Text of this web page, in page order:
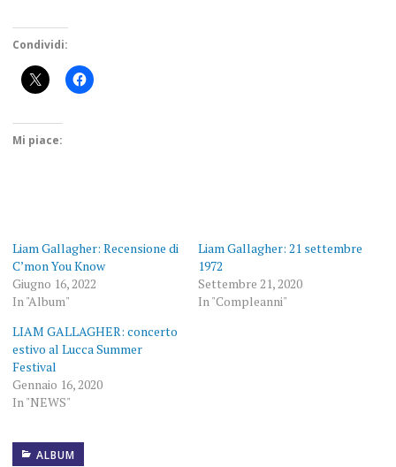
Condividi:
Mi piace:
Liam Gallagher: Recensione di
C’mon You Know
Giugno 16, 2022
In "Album"
Liam Gallagher: 21 settembre
1972
Settembre 21, 2020
In "Compleanni"
LIAM GALLAGHER: concerto
estivo al Lucca Summer
Festival
Gennaio 16, 2020
In "NEWS"
ALBUM